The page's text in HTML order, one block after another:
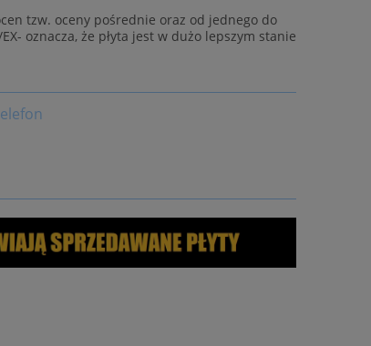
tzw. oceny pośrednie oraz od jednego do
oznacza, że płyta jest w dużo lepszym stanie